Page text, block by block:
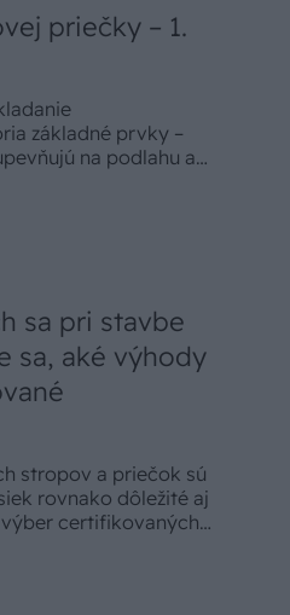
priečky – 1.
základné prvky –
na podlahu a
sa upevňujú na
podkonštrukcie.
sa pri stavbe
sa, aké výhody
stropov a priečok sú
rovnako dôležité aj
certifikovaných
stavby, prinesie
konštrukciu a